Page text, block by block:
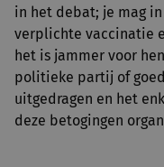
in het debat; je mag
verplichte vaccinatie
het is jammer voor
politieke partij of
uitgedragen en het
deze betogingen